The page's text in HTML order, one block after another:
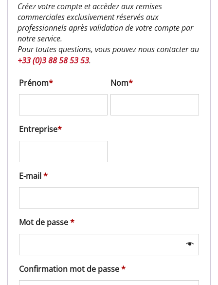
Créez votre compte et accèdez aux remises
commerciales exclusivement réservés aux
professionnels après validation de votre compte par
notre service.
Pour toutes questions, vous pouvez nous contacter au
+33 (0)3 88 58 53 53.
Prénom* Nom*
Entreprise*
E-mail*Obligatoire
Mot de passe*Obligatoire
Confirmation mot de passe*